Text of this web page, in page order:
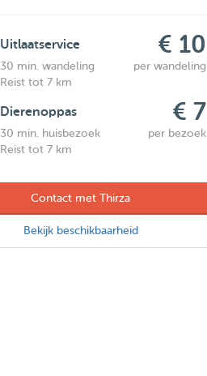
Uitlaatservice € 10
30 min. wandeling
per wandeling
Reist tot 7 km
Dierenoppas € 7
30 min. huisbezoek
per bezoek
Reist tot 7 km
Contact met Thirza
Bekijk beschikbaarheid